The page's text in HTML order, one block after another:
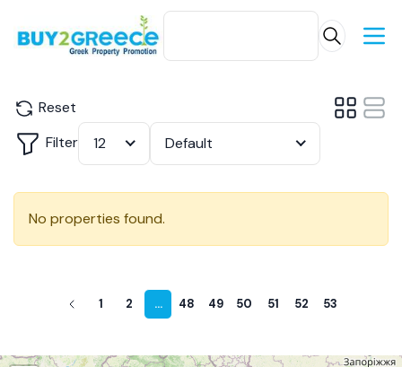
Reset
Filter
12 Default
No properties found.
1 2 ... 48 49 50 51 52 53